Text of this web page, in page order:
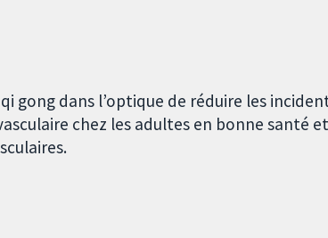
gong dans l’optique de réduire les
chez les adultes en bonne santé et